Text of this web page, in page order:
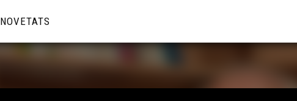
NOVETATS